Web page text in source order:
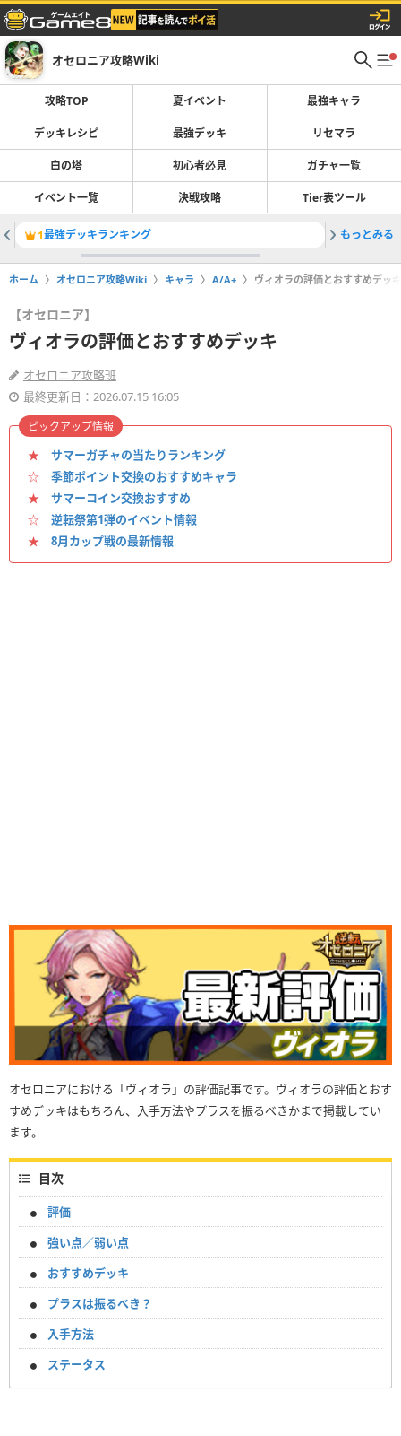
オセロニア攻略Wiki
攻略TOP 夏イベント 最強キャラ
デッキレシピ 最強デッキ リセマラ
白の塔 初心者必見 ガチャ一覧
イベント一覧 決戦攻略 Tier表ツール
1最強デッキランキング 2開催中
もっとみる
ホーム オセロニア攻略Wiki キャラ A/A+ ヴィオラの評価とおすすめデッキ
【オセロニア】
ヴィオラの評価とおすすめデッキ
オセロニア攻略班
最終更新日：2026.07.15 16:05
★ サマーガチャの当たりランキング
☆ 季節ポイント交換のおすすめキャラ
★ サマーコイン交換おすすめ
☆ 逆転祭第1弾のイベント情報
★ 8月カップ戦の最新情報
ピックアップ情報
オセロニアにおける「ヴィオラ」の評価記事です。ヴィオラの評価とおす
すめデッキはもちろん、入手方法やプラスを振るべきかまで掲載してい
ます。
目次
評価
強い点／弱い点
おすすめデッキ
プラスは振るべき？
入手方法
ステータス